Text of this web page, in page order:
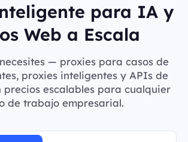
para IA y
Web a Escala
— proxies para casos de
proxies inteligentes y APIs de
precios escalables para cualquier
de trabajo empresarial.